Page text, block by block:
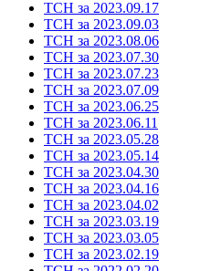
ТСН за 2023.09.17
ТСН за 2023.09.03
ТСН за 2023.08.06
ТСН за 2023.07.30
ТСН за 2023.07.23
ТСН за 2023.07.09
ТСН за 2023.06.25
ТСН за 2023.06.11
ТСН за 2023.05.28
ТСН за 2023.05.14
ТСН за 2023.04.30
ТСН за 2023.04.16
ТСН за 2023.04.02
ТСН за 2023.03.19
ТСН за 2023.03.05
ТСН за 2023.02.19